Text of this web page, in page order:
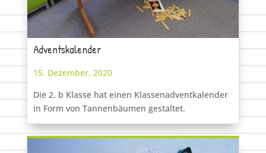
Adventskalender
15. Dezember, 2020
Die 2. b Klasse hat einen Klassenadventkalender
in Form von Tannenbäumen gestaltet.